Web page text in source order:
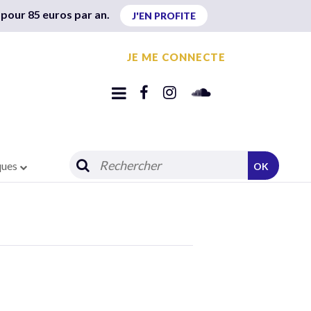
85 euros par an. J'EN PROFITE
JE ME CONNECTE
OK